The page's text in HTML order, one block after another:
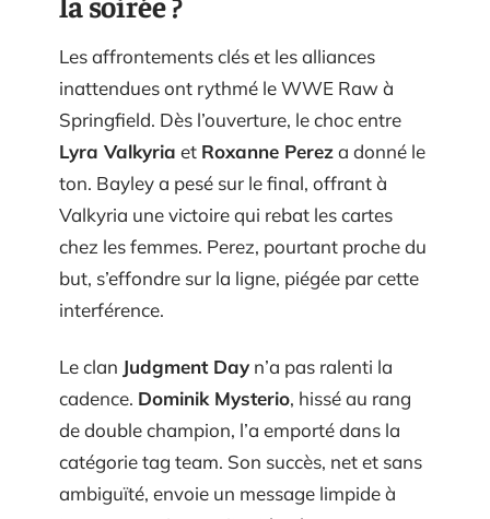
Les affrontements clés et les alliances
inattendues ont rythmé le WWE Raw à
Springfield. Dès l’ouverture, le choc entre
Lyra Valkyria et Roxanne Pereza donné le
ton. Bayley a pesé sur le final, offrant à
Valkyria une victoire qui rebat les cartes
chez les femmes. Perez, pourtant proche du
but, s’effondre sur la ligne, piégée par cette
interférence.
Le clan Judgment Day n’a pas ralenti la
cadence. Dominik Mysterio, hissé au rang
de double champion, l’a emporté dans la
catégorie tag team. Son succès, net et sans
ambiguïté, envoie un message limpide à